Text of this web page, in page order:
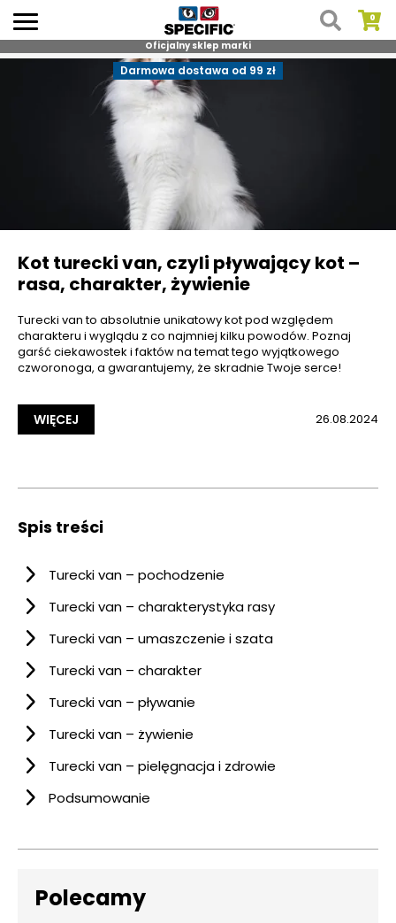
Skip
Oficjalny sklep marki
Darmowa dostawa od 99 zł
Kot turecki van, czyli pływający kot –
rasa, charakter, żywienie
Turecki van to absolutnie unikatowy kot pod względem
charakteru i wyglądu z co najmniej kilku powodów. Poznaj
garść ciekawostek i faktów na temat tego wyjątkowego
czworonoga, a gwarantujemy, że skradnie Twoje serce!
WIĘCEJ 26.08.2024
Spis treści
Turecki van – pochodzenie
Turecki van – charakterystyka rasy
Turecki van – umaszczenie i szata
Turecki van – charakter
Turecki van – pływanie
Turecki van – żywienie
Turecki van – pielęgnacja i zdrowie
Podsumowanie
Polecamy